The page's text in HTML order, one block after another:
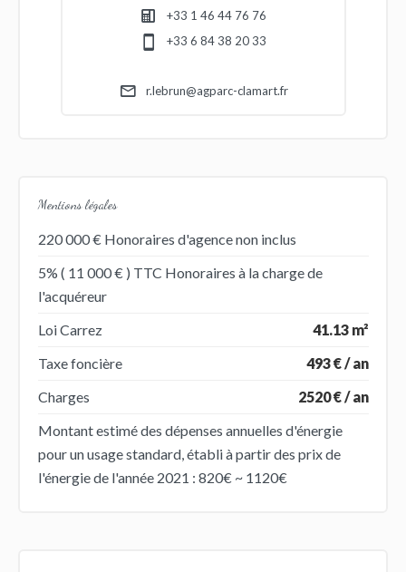
+33 1 46 44 76 76
+33 6 84 38 20 33
r.lebrun@agparc-clamart.fr
Mentions légales
220 000 € Honoraires d'agence non inclus
5% ( 11 000 € ) TTC Honoraires à la charge de
l'acquéreur
Loi Carrez
41.13 m²
Taxe foncière
493 € / an
Charges
2520 € / an
Montant estimé des dépenses annuelles d'énergie
pour un usage standard, établi à partir des prix de
l'énergie de l'année 2021 : 820€ ~ 1120€